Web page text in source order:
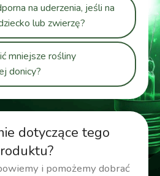
dotyczące tego
i pomożemy dobrać
na uderzenia, jeśli na
lub zwierzę?
mniejsze rośliny
donicy?